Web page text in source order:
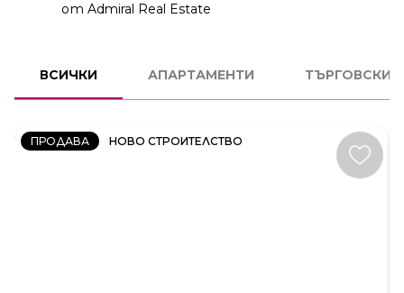
от Admiral Real Estate
ВСИЧКИ АПАРТАМЕНТИ ТЪРГОВСКИ
ПРОДАВА НОВО СТРОИТЕЛСТВО
СТАЕН
КОД:
231606